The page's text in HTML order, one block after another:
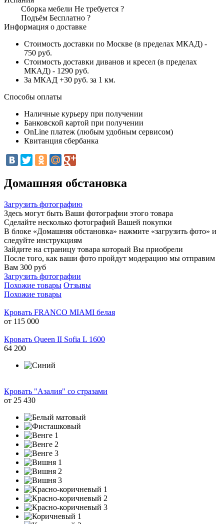
Сборка мебели Не требуется ?
Подъём Бесплатно ?
Информация о доставке
Стоимость доставки по Москве (в пределах МКАД) -
750 руб.
Стоимость доставки диванов и кресел (в пределах
МКАД) - 1290 руб.
За МКАД +30 руб. за 1 км.
Способы оплаты
Наличные курьеру при получении
Банковской картой при получении
OnLine платеж (любым удобным сервисом)
Квитанция сбербанка
Домашняя обстановка
Загрузить фотографию
Здесь могут быть Ваши фотографии этого товара
Сделайте несколько фотографий Вашей покупки
В блоке «Домашняя обстановка» нажмите «загрузить фото» и
следуйте инструкциям
Зайдите на страницу товара который Вы приобрели
После того, как ваши фото пройдут модерацию мы отправим
Вам 300 руб
Загрузить фотографии
Похожие товары Отзывы
Похожие товары
Кровать FRANCO MIAMI белая
от 115 000
Кровать Queen II Sofia L 1600
64 200
Кровать "Азалия" со стразами
от 25 430